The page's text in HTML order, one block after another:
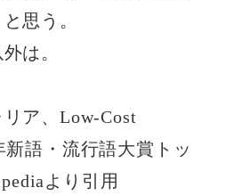
思う。
は。
ア、Low-Cost
新語・流行語大賞トッ
より引用